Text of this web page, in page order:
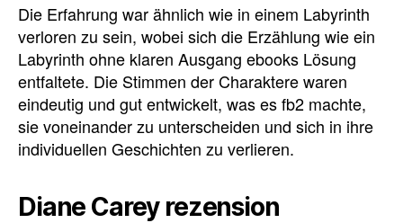
Die Erfahrung war ähnlich wie in einem Labyrinth
verloren zu sein, wobei sich die Erzählung wie ein
Labyrinth ohne klaren Ausgang ebooks Lösung
entfaltete. Die Stimmen der Charaktere waren
eindeutig und gut entwickelt, was es fb2 machte,
sie voneinander zu unterscheiden und sich in ihre
individuellen Geschichten zu verlieren.
Diane Carey rezension